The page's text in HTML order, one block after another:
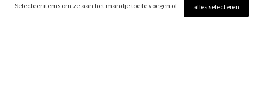
Selecteer items om ze aan het mandje toe te voegen of alles selecteren